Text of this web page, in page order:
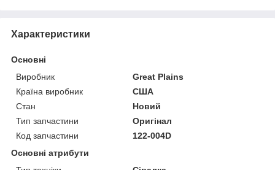
Характеристики
Основні
Виробник
Great Plains
Країна виробник
США
Стан
Новий
Тип запчастини
Оригінал
Код запчастини
122-004D
Основні атрибути